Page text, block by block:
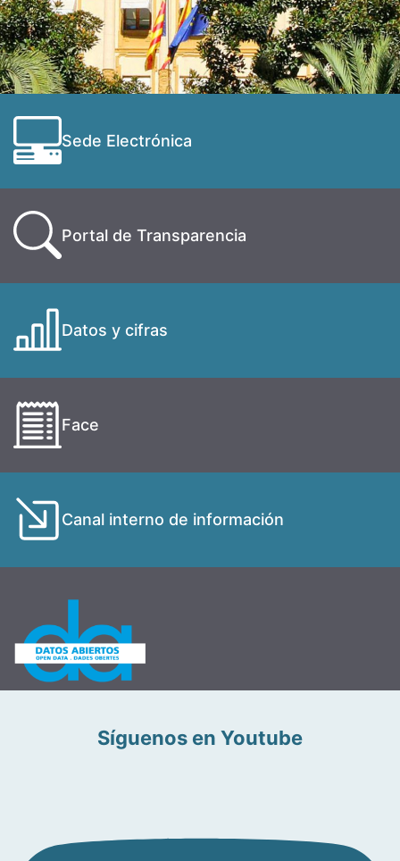
Sede Electrónica
Portal de Transparencia
Datos y cifras
Face
Canal interno de información
Síguenos en Youtube